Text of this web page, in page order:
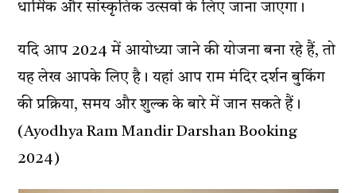
धार्मिक और सांस्कृतिक उत्सवों के लिए जाना जाएगा।
यदि आप 2024 में आयोध्या जाने की योजना बना रहे हैं, तो
यह लेख आपके लिए है। यहां आप राम मंदिर दर्शन बुकिंग
की प्रक्रिया, समय और शुल्क के बारे में जान सकते हैं।
(Ayodhya Ram Mandir Darshan Booking
2024)